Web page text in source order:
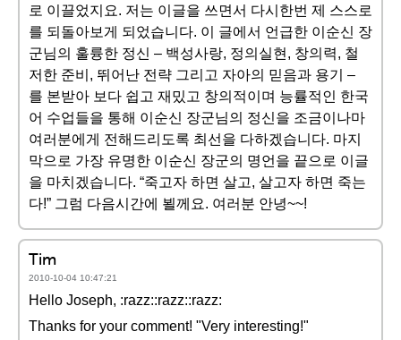
로 이끌었지요. 저는 이글을 쓰면서 다시한번 제 스스로
를 되돌아보게 되었습니다. 이 글에서 언급한 이순신 장
군님의 훌륭한 정신 – 백성사랑, 정의실현, 창의력, 철
저한 준비, 뛰어난 전략 그리고 자아의 믿음과 용기 –
를 본받아 보다 쉽고 재밌고 창의적이며 능률적인 한국
어 수업들을 통해 이순신 장군님의 정신을 조금이나마
여러분에게 전해드리도록 최선을 다하겠습니다. 마지
막으로 가장 유명한 이순신 장군의 명언을 끝으로 이글
을 마치겠습니다. “죽고자 하면 살고, 살고자 하면 죽는
다!” 그럼 다음시간에 뵐께요. 여러분 안녕~~!
Tim
2010-10-04 10:47:21
Hello Joseph, :razz::razz::razz:
Thanks for your comment! "Very interesting!"